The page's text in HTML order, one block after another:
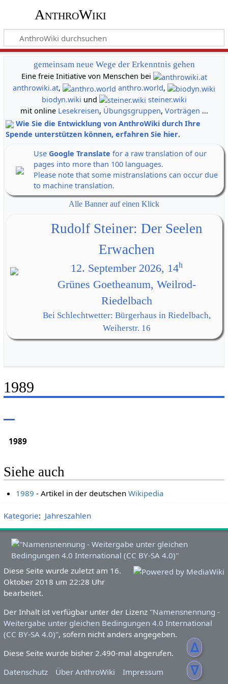
AnthroWiki
gemeinsam neue Wege der Erkenntnis gehen
Eine freie Initiative von Menschen bei
anthrowiki.at, anthro.world,
biodyn.wiki und
steiner.wiki
mit online Lesekreisen, Übungsgruppen, Vorträgen ...
Wie Sie die Entwicklung von AnthroWiki durch Ihre
Spende unterstützen können, erfahren Sie hier.
Use Google Translate for a raw translation of our
pages into more than 100 languages.
Please note that some mistranslations can occur due
to machine translation.
Alle Banner auf einen Klick
Rudolf Steiner: Der Seelen
Erwachen
12. September 2026, 14h
Grünes Goetheanum, Weilrod-
Riedelbach
Bei Schlechtwetter: Bürgerhaus in Riedelbach,
Weiherstr. 16
ᐃ
ᐁ
1989
1989
Siehe auch
1989 - Artikel in der deutschenWikipedia
Kategorie: Jahreszahlen
Diese Seite wurde zuletzt am 16.
Oktober 2018 um 22:28 Uhr
bearbeitet.
Der Inhalt ist verfügbar unter der Lizenz ''Namensnennung -
Weitergabe unter gleichen Bedingungen 4.0 International
(CC BY-SA 4.0)'', sofern nicht anders angegeben.
Diese Seite wurde bisher 2.490-mal abgerufen.
Datenschutz
Über AnthroWiki Impressum